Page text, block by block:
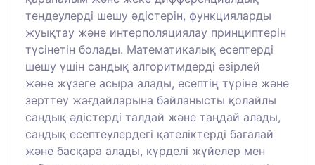
теңдеулерді шешу әдістерін, функцияларды
жуықтау және интерполяциялау принциптерін
түсінетін болады. Математикалық есептерді
шешу үшін сандық алгоритмдерді әзірлей
және жүзеге асыра алады, есептің түріне және
зерттеу жағдайларына байланысты қолайлы
сандық әдістерді талдай және таңдай алады,
сандық есептеулердегі қателіктерді бағалай
және басқара алады, күрделі жүйелер мен